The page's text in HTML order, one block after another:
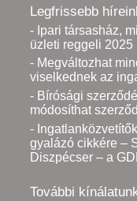
Legfrissebb
- Ipari társasház,
üzleti reggeli 2025
- Megváltozhat
viselkednek az
- Bírósági
módosíthat
-
gyalázó cikkére –
Diszpécser – a
További